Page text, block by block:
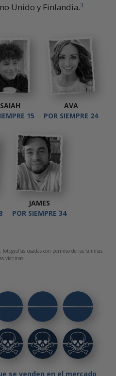
Unido y Finlandia.3
15
AVA
POR SIEMPRE 24
JAMES
POR SIEMPRE 34
fotografías usadas con permiso de las familias
víctimas
se venden en el mercado